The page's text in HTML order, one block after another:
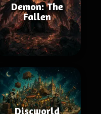
Demon: The
Fallen
Discworld